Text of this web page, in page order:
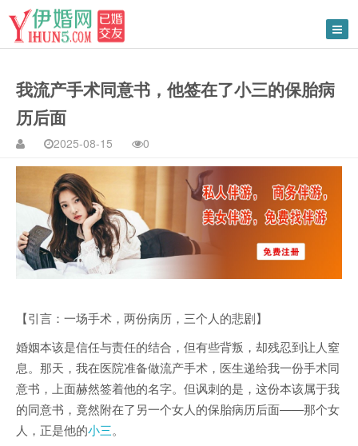
我流产手术同意书，他签在了小三的保胎病
历后面
2025-08-15 0
【引言：一场手术，两份病历，三个人的悲剧】
婚姻本该是信任与责任的结合，但有些背叛，却残忍到让人窒
息。那天，我在医院准备做流产手术，医生递给我一份手术同
意书，上面赫然签着他的名字。但讽刺的是，这份本该属于我
的同意书，竟然附在了另一个女人的保胎病历后面——那个女
人，正是他的小三。